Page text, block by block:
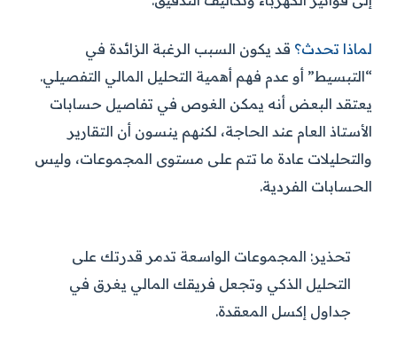
لماذا تحدث؟ قد يكون السبب الرغبة الزائدة في
“التبسيط” أو عدم فهم أهمية التحليل المالي التفصيلي.
يعتقد البعض أنه يمكن الغوص في تفاصيل حسابات
الأستاذ العام عند الحاجة، لكنهم ينسون أن التقارير
والتحليلات عادة ما تتم على مستوى المجموعات، وليس
الحسابات الفردية.
تحذير: المجموعات الواسعة تدمر قدرتك على
التحليل الذكي وتجعل فريقك المالي يغرق في
جداول إكسل المعقدة.